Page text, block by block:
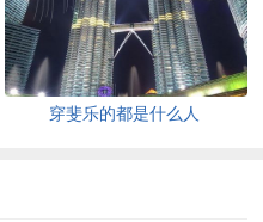
穿斐乐的都是什么人